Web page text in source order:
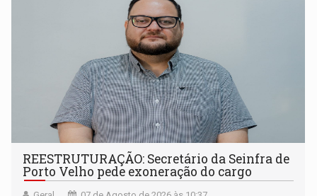
REESTRUTURAÇÃO: Secretário da Seinfra de
Porto Velho pede exoneração do cargo